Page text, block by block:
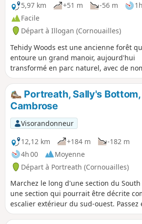
5,97 km
+51 m -56 m
Facile
Départ à Illogan (Cornouailles)
Tehidy Woods est une ancienne forêt
entoure un grand manoir, aujourd'hui
transformé en parc naturel, avec de
sentiers forestiers. La forêt abrite une
variété d'arbres, dont un hêtre au tronc
l'un des 70 arbres différents du pays,
« Queens Green Canopy », en
du jubilé de platine de la reine défunte.
Portreath, Sally's
Cambrose
Visorandonneur
12,12 km
+184 m
-182 m
4h 00
Moyenne
Départ à Portreath (Cornouailles)
Marchez le long d'une section du South
une section qui pourrait être décrite
escalier extérieur du sud-ouest.
ancien site minier intéressant, avec de